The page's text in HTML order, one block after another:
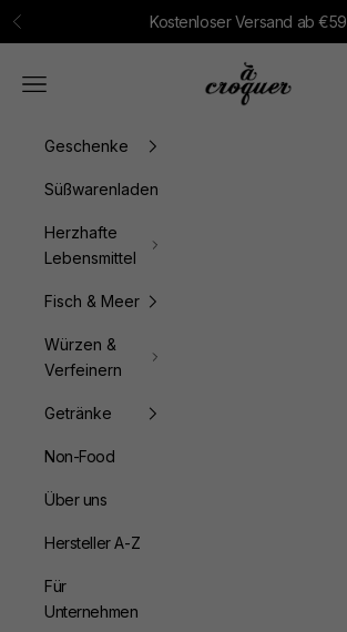
Zum Inhalt springen
Zurück Kostenloser Versand ab €59
à croquer
Menü
Geschenke
Süßwarenladen
Herzhafte
Lebensmittel
Fisch & Meer
Würzen &
Verfeinern
Getränke
Non-Food
Über uns
Hersteller A-Z
Für
Unternehmen